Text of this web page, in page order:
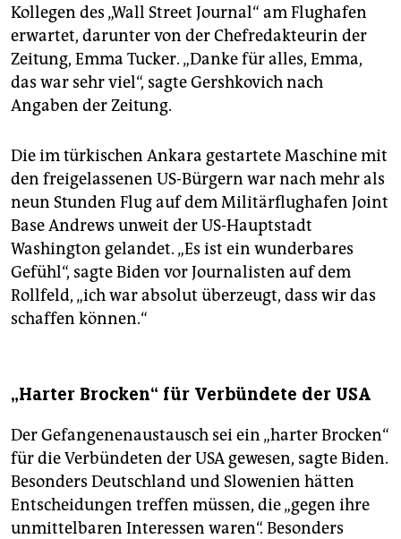
Kollegen des „Wall Street Journal“ am Flughafen
erwartet, darunter von der Chefredakteurin der
Zeitung, Emma Tucker. „Danke für alles, Emma,
das war sehr viel“, sagte Gershkovich nach
Angaben der Zeitung.
Die im türkischen Ankara gestartete Maschine mit
den freigelassenen US-Bürgern war nach mehr als
neun Stunden Flug auf dem Militärflughafen Joint
Base Andrews unweit der US-Hauptstadt
Washington gelandet. „Es ist ein wunderbares
Gefühl“, sagte Biden vor Journalisten auf dem
Rollfeld, „ich war absolut überzeugt, dass wir das
schaffen können.“
„Harter Brocken“ für Verbündete der USA
Der Gefangenenaustausch sei ein „harter Brocken“
für die Verbündeten der USA gewesen, sagte Biden.
Besonders Deutschland und Slowenien hätten
Entscheidungen treffen müssen, die „gegen ihre
unmittelbaren Interessen waren“. Besonders